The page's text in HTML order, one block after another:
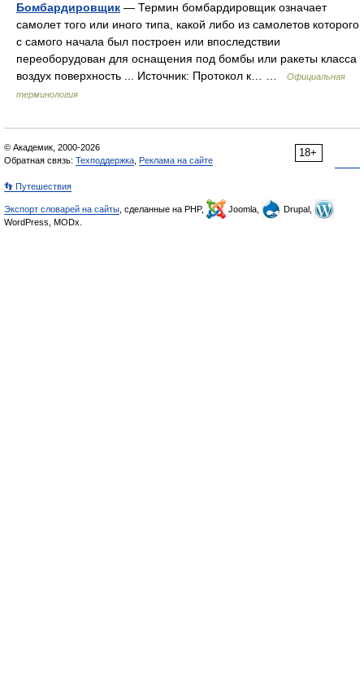
Бомбардировщик — Термин бомбардировщик означает
самолет того или иного типа, какой либо из самолетов которого
с самого начала был построен или впоследствии
переоборудован для оснащения под бомбы или ракеты класса
воздух поверхность ... Источник: Протокол к… …
Официальная
терминология
18+
© Академик, 2000-2026
Обратная связь: Техподдержка Реклама на сайте
👣 Путешествия
Экспорт словарей на сайты , сделанные на PHP, Joomla,
Drupal,
WordPress, MODx.